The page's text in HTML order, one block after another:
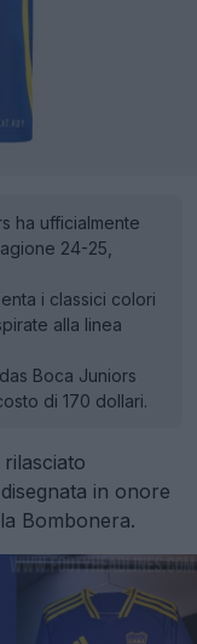
ha ufficialmente
24-25,
i classici colori
alla linea
Boca Juniors
di 170 dollari.
rilasciato
in onore
Bombonera.